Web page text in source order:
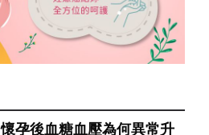
懷孕後血糖血壓為何異常升